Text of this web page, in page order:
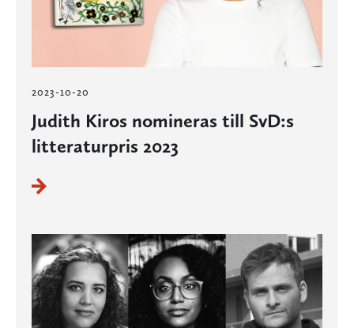
2023-10-20
Judith Kiros nomineras till SvD:s
litteraturpris 2023